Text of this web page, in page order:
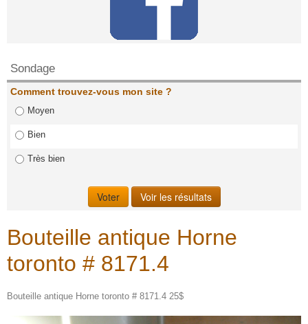
Sondage
Comment trouvez-vous mon site ?
Moyen
Bien
Très bien
Bouteille antique Horne
toronto # 8171.4
Bouteille antique Horne toronto # 8171.4 25$